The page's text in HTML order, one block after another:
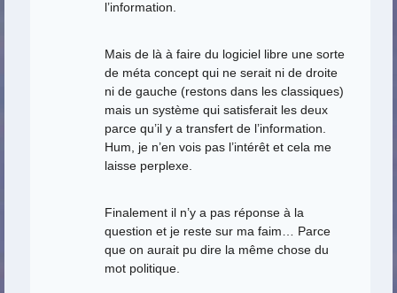
l’information.
Mais de là à faire du logiciel libre une sorte
de méta concept qui ne serait ni de droite
ni de gauche (restons dans les classiques)
mais un système qui satisferait les deux
parce qu’il y a transfert de l’information.
Hum, je n’en vois pas l’intérêt et cela me
laisse perplexe.
Finalement il n’y a pas réponse à la
question et je reste sur ma faim… Parce
que on aurait pu dire la même chose du
mot politique.